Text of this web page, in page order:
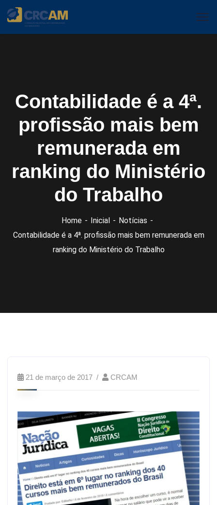
Contabilidade é a 4ª.
profissão mais bem
remunerada em
ranking do Ministério
do Trabalho
Home Inicial
Notícias
Contabilidade é a 4ª. profissão mais bem remunerada em
ranking do Ministério do Trabalho
21 de março de 2017 CRCAM